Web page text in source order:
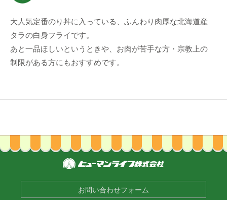
大人気定番のり丼に入っている、ふんわり肉厚な北海道産
タラの白身フライです。
あと一品ほしいというときや、お肉が苦手な方・宗教上の
制限がある方にもおすすめです。
お問い合わせフォーム